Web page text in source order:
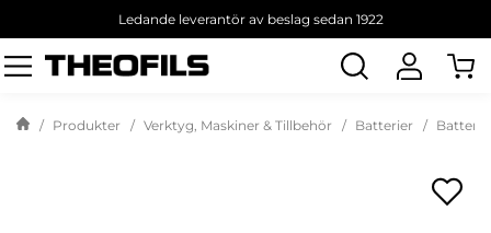
Ledande leverantör av beslag sedan 1922
Sök
produkt
Produkter Verktyg, Maskiner & Tillbehör Batterier